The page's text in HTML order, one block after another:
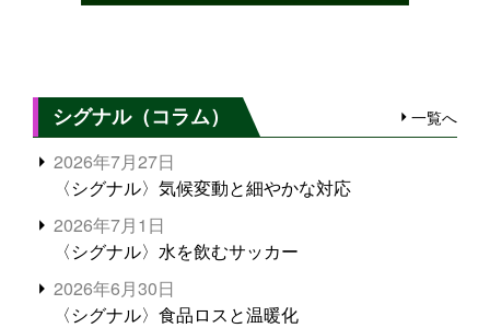
シグナル（コラム） 一覧へ
2026年7月27日
〈シグナル〉気候変動と細やかな対応
2026年7月1日
〈シグナル〉水を飲むサッカー
2026年6月30日
〈シグナル〉食品ロスと温暖化